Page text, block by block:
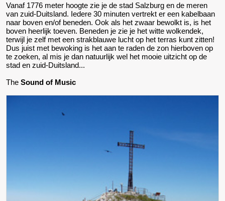
Vanaf 1776 meter hoogte zie je de stad Salzburg en de meren
van zuid-Duitsland. Iedere 30 minuten vertrekt er een kabelbaan
naar boven en/of beneden. Ook als het zwaar bewolkt is, is het
boven heerlijk toeven. Beneden je zie je het witte wolkendek,
terwijl je zelf met een strakblauwe lucht op het terras kunt zitten!
Dus juist met bewoking is het aan te raden de zon hierboven op
te zoeken, al mis je dan natuurlijk wel het mooie uitzicht op de
stad en zuid-Duitsland...
The Sound of Music